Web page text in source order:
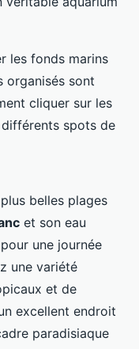
les fonds marins
organisés sont
cliquer sur les
spots de
belles plages
et son eau
une journée
une variété
et de
excellent endroit
paradisiaque